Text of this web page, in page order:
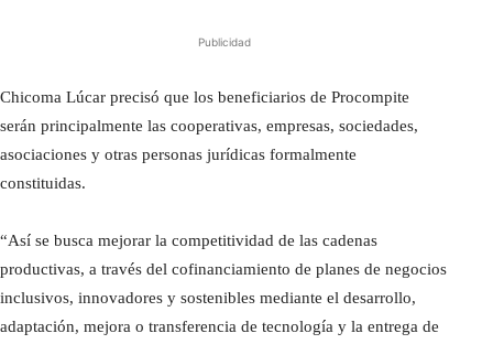
Publicidad
Chicoma Lúcar precisó que los beneficiarios de Procompite
serán principalmente las cooperativas, empresas, sociedades,
asociaciones y otras personas jurídicas formalmente
constituidas.
“Así se busca mejorar la competitividad de las cadenas
productivas, a través del cofinanciamiento de planes de negocios
inclusivos, innovadores y sostenibles mediante el desarrollo,
adaptación, mejora o transferencia de tecnología y la entrega de